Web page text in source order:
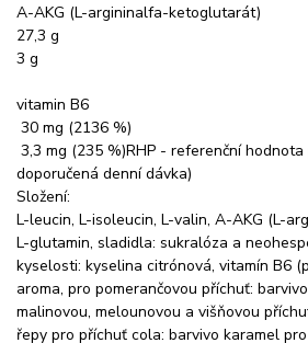
A-AKG (L-argininalfa-ketoglutarát)
27,3 g
3 g
vitamin B6
30 mg (2136 %)
3,3 mg (235 %)RHP - referenční
doporučená denní dávka)
Složení:
L-leucin, L-isoleucin, L-valin, A-AKG (L-
L-glutamin, sladidla: sukralóza a
kyselosti: kyselina citrónová, vitamín B6
aroma, pro pomerančovou příchuť:
malinovou, melounovou a višňovou
řepy pro příchuť cola: barvivo karamel